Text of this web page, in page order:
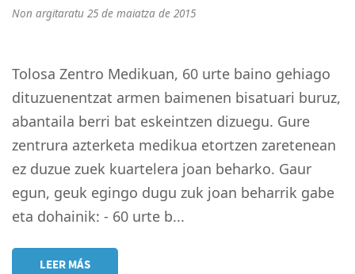
Non argitaratu 25 de maiatza de 2015
Tolosa Zentro Medikuan, 60 urte baino gehiago
dituzuenentzat armen baimenen bisatuari buruz,
abantaila berri bat eskeintzen dizuegu. Gure
zentrura azterketa medikua etortzen zaretenean
ez duzue zuek kuartelera joan beharko. Gaur
egun, geuk egingo dugu zuk joan beharrik gabe
eta dohainik: - 60 urte b...
LEER MÁS